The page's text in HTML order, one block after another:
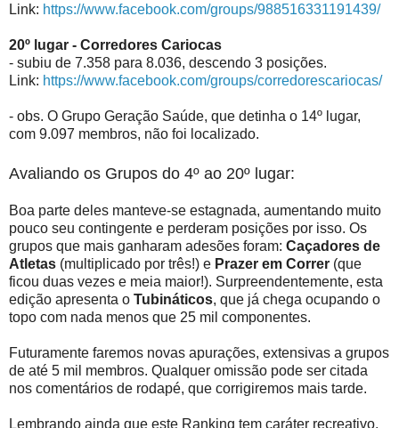
Link: https://www.facebook.com/groups/988516331191439/
20º lugar - Corredores Cariocas
- subiu de 7.358 para 8.036, descendo 3 posições.
Link: https://www.facebook.com/groups/corredorescariocas/
- obs. O Grupo Geração Saúde, que detinha o 14º lugar,
com 9.097 membros, não foi localizado.
Avaliando os Grupos do 4º ao 20º lugar:
Boa parte deles manteve-se estagnada, aumentando muito
pouco seu contingente e perderam posições por isso. Os
grupos que mais ganharam adesões foram: Caçadores de
Atletas (multiplicado por três!) e Prazer em Correr (que
ficou duas vezes e meia maior!). Surpreendentemente, esta
edição apresenta o Tubináticos, que já chega ocupando o
topo com nada menos que 25 mil componentes.
Futuramente faremos novas apurações, extensivas a grupos
de até 5 mil membros. Qualquer omissão pode ser citada
nos comentários de rodapé, que corrigiremos mais tarde.
Lembrando ainda que este Ranking tem caráter recreativo,